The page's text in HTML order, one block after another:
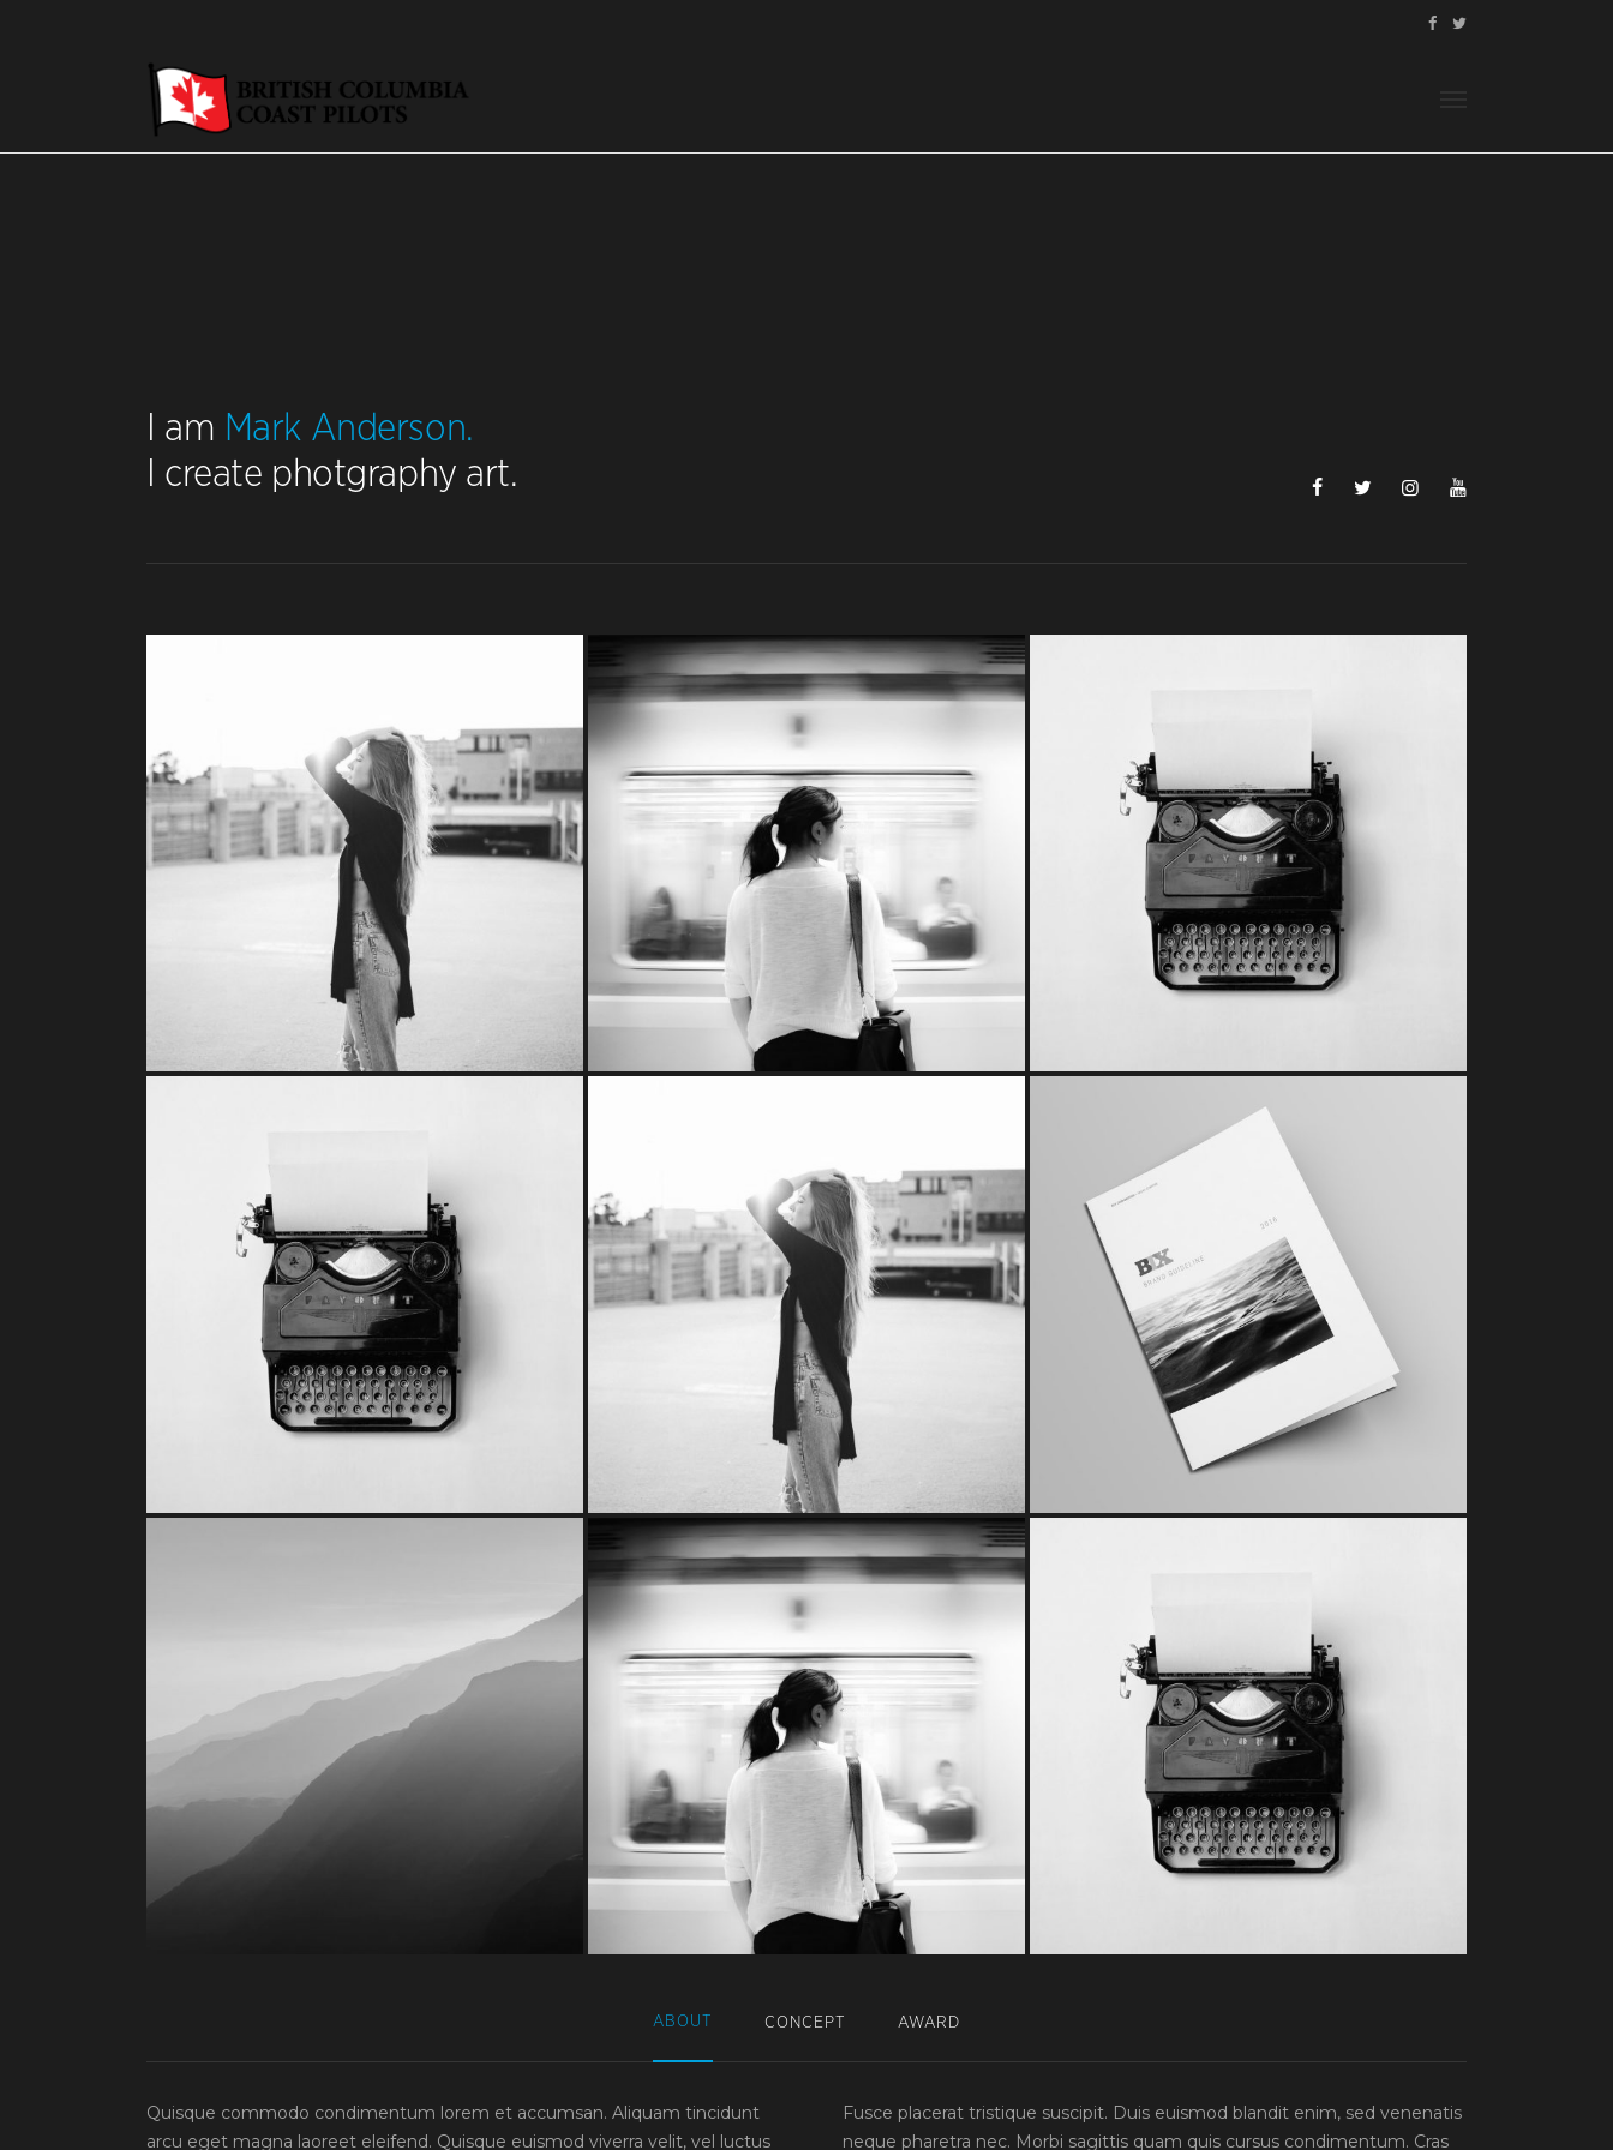
I am Mark Anderson.
I create photgraphy art.
ABOUT CONCEPT AWARD
Quisque commodo condimentum lorem et accumsan. Aliquam tincidunt
arcu eget magna laoreet eleifend. Quisque euismod viverra velit, vel luctus
Fusce placerat tristique suscipit. Duis euismod blandit enim, sed venenatis
neque pharetra nec. Morbi sagittis quam quis cursus condimentum. Cras